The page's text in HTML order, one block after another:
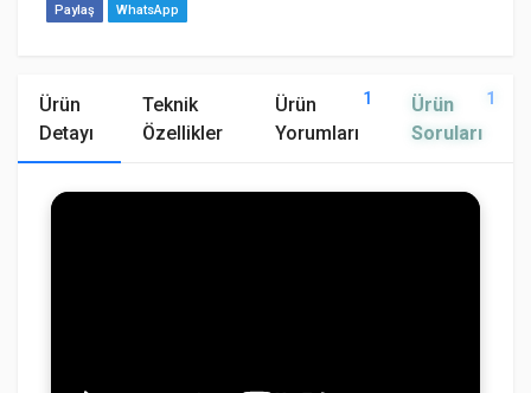
Paylaş WhatsApp
Ürün
Detayı
Teknik
Özellikler
Ürün
Yorumları
1
Ürün
Soruları
1